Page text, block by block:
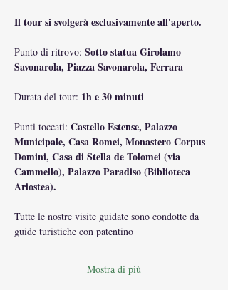
Il tour si svolgerà esclusivamente all'aperto.
Punto di ritrovo: Sotto statua Girolamo
Savonarola, Piazza Savonarola, Ferrara
Durata del tour: 1h e 30 minuti
Punti toccati: Castello Estense, Palazzo
Municipale, Casa Romei, Monastero Corpus
Domini, Casa di Stella de Tolomei (via
Cammello), Palazzo Paradiso (Biblioteca
Ariostea).
Tutte le nostre visite guidate sono condotte da
guide turistiche con patentino
Mostra di più